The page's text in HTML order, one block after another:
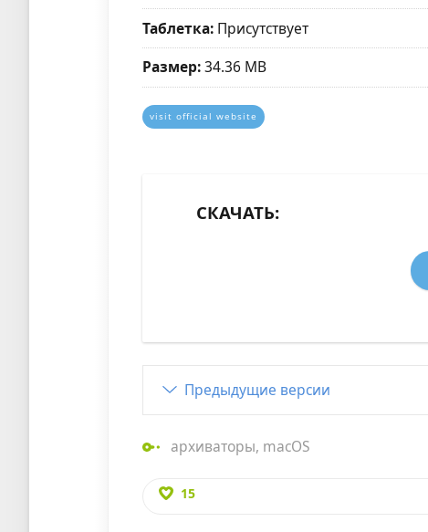
Таблетка: Присутствует
Размер:34.36 MB
visit official website
СКАЧАТЬ:
Предыдущие версии
архиваторы, macOS
15